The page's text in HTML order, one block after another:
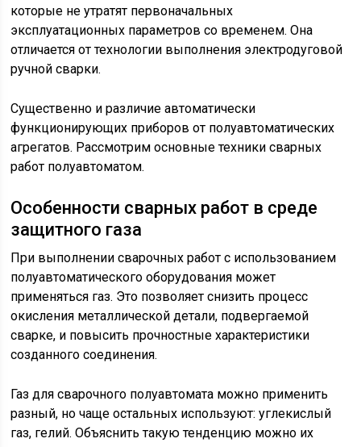
которые не утратят первоначальных
эксплуатационных параметров со временем. Она
отличается от технологии выполнения электродуговой
ручной сварки.
Существенно и различие автоматически
функционирующих приборов от полуавтоматических
агрегатов. Рассмотрим основные техники сварных
работ полуавтоматом.
Особенности сварных работ в среде
защитного газа
При выполнении сварочных работ с использованием
полуавтоматического оборудования может
применяться газ. Это позволяет снизить процесс
окисления металлической детали, подвергаемой
сварке, и повысить прочностные характеристики
созданного соединения.
Газ для сварочного полуавтомата можно применить
разный, но чаще остальных используют: углекислый
газ, гелий. Объяснить такую тенденцию можно их